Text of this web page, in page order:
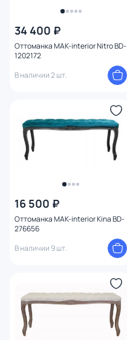
34 400 ₽
Оттоманка MAK-interior Nitro BD-
1202172
В наличии 2 шт.
16 500 ₽
Оттоманка MAK-interior Kina BD-
276656
В наличии 9 шт.